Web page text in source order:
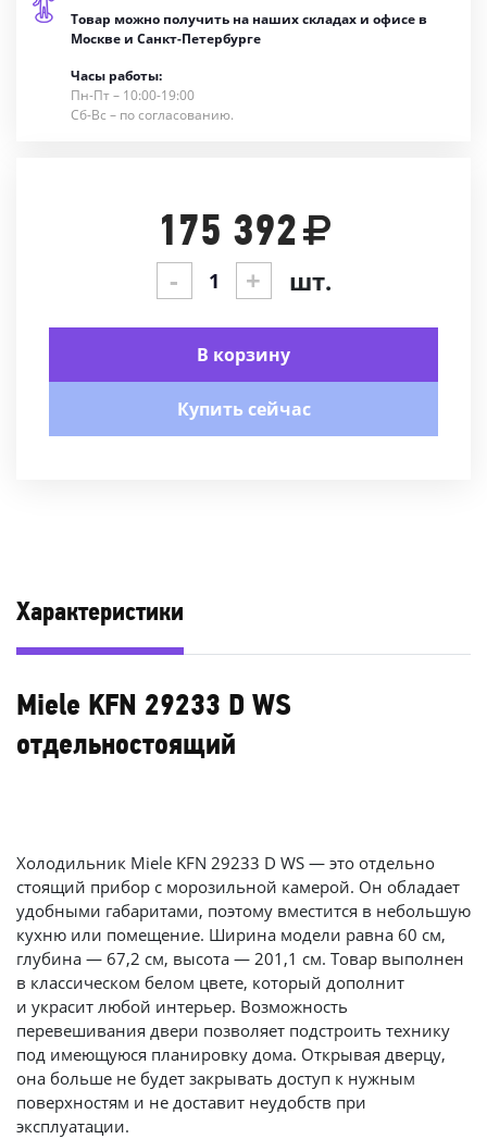
Товар можно получить на наших складах и офисе в
Москве и Санкт-Петербурге
Часы работы:
Пн-Пт – 10:00-19:00
Сб-Вс – по согласованию.
175 392
- + шт.
В корзину
Купить сейчас
Характеристики
Miele KFN 29233 D WS
отдельностоящий
Холодильник Miele KFN 29233 D WS — это отдельно
стоящий прибор с морозильной камерой. Он обладает
удобными габаритами, поэтому вместится в небольшую
кухню или помещение. Ширина модели равна 60 см,
глубина — 67,2 см, высота — 201,1 см. Товар выполнен
в классическом белом цвете, который дополнит
и украсит любой интерьер. Возможность
перевешивания двери позволяет подстроить технику
под имеющуюся планировку дома. Открывая дверцу,
она больше не будет закрывать доступ к нужным
поверхностям и не доставит неудобств при
эксплуатации.